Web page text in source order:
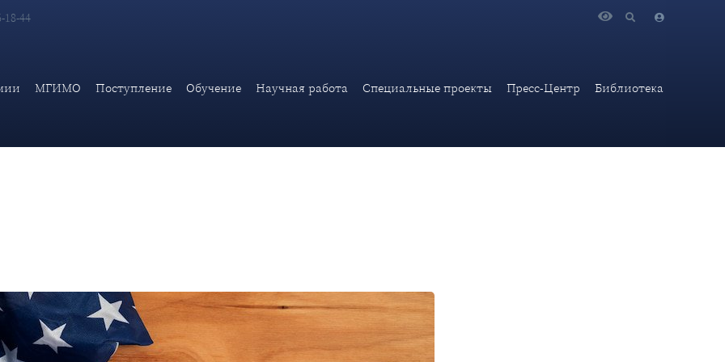
18-44
МГИМО Поступление Обучение Научная работа Специальные проекты Пресс-Центр Библиотека